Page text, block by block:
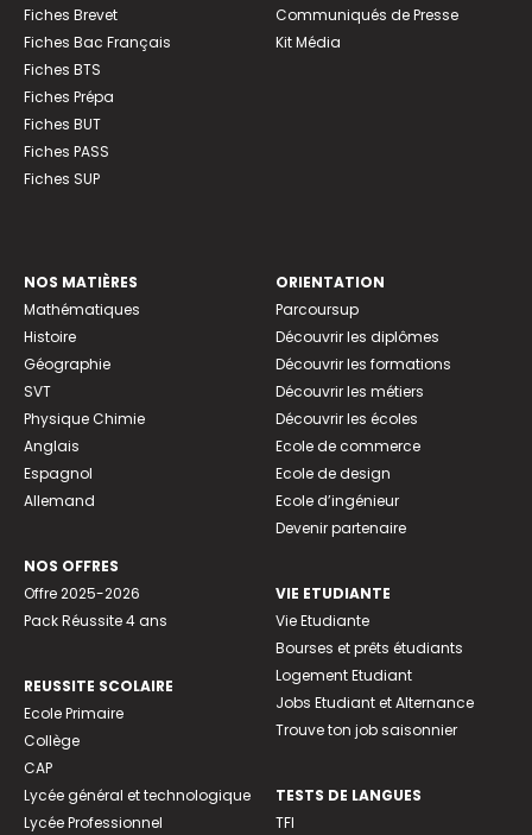
Fiches Brevet
Fiches Bac Français
Fiches BTS
Fiches Prépa
Fiches BUT
Fiches PASS
Fiches SUP
Communiqués de Presse
Kit Média
NOS MATIÈRES
Mathématiques
Histoire
Géographie
SVT
Physique Chimie
Anglais
Espagnol
Allemand
NOS OFFRES
Offre 2025-2026
Pack Réussite 4 ans
REUSSITE SCOLAIRE
Ecole Primaire
Collège
CAP
Lycée général et technologique
Lycée Professionnel
ORIENTATION
Parcoursup
Découvrir les diplômes
Découvrir les formations
Découvrir les métiers
Découvrir les écoles
Ecole de commerce
Ecole de design
Ecole d’ingénieur
Devenir partenaire
VIE ETUDIANTE
Vie Etudiante
Bourses et prêts étudiants
Logement Etudiant
Jobs Etudiant et Alternance
Trouve ton job saisonnier
TESTS DE LANGUES
TFI